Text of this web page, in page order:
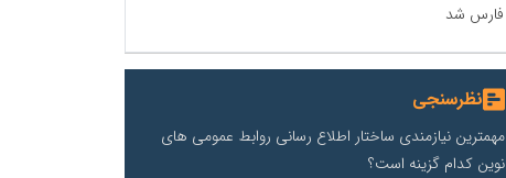
فارس شد
نظرسنجی
مهمترین نیازمندی ساختار اطلاع رسانی روابط عمومی های
نوین کدام گزینه است؟